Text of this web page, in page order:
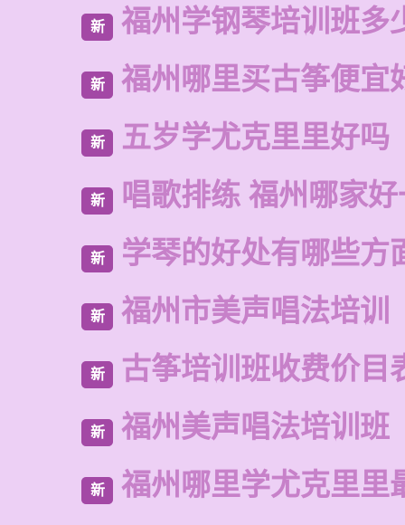
新 福州学钢琴培训班多
新 福州哪里买古筝便宜
新 五岁学尤克里里好吗
新 唱歌排练 福州哪家
新 学琴的好处有哪些方
新 福州市美声唱法培训
新 古筝培训班收费价目
新 福州美声唱法培训班
新 福州哪里学尤克里里